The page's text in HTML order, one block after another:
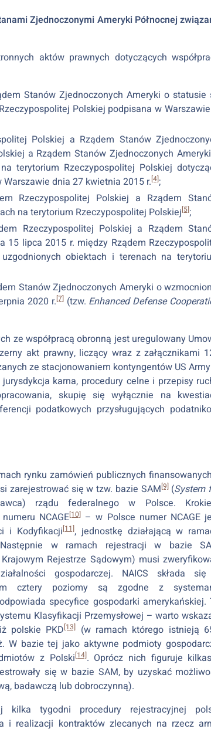
Zjednoczonymi Ameryki Północnej
aktów prawnych dotyczących
Stanów Zjednoczonych Ameryki o statusie
Polskiej podpisana w
Polskiej a Rządem Stanów
a Rządem Stanów Zjednoczonych
terytorium Rzeczypospolitej Polskiej
dnia 27 kwietnia 2015 r.[4];
Rzeczypospolitej Polskiej a Rządem
na terytorium Rzeczypospolitej Polskiej[5];
Rzeczypospolitej Polskiej a Rządem
lipca 2015 r. między Rządem
obiektach i terenach na
Stanów Zjednoczonych Ameryki o
2020 r.[7](tzw. Enhanced Defense
ze współpracą obronną jest uregulowany
akt prawny, liczący wraz z załącznikami
ze stacjonowaniem kontyngentów US
karna, procedury celne i przepisy
skupię się wyłącznie na
podatkowych przysługujących
rynku zamówień publicznych
zarejestrować się w tzw. bazie SAM[9](System
rządu federalnego w Polsce.
NCAGE[10]– w Polsce numer NCAGE
i Kodyfikacji[11], jednostkę działającą w
w ramach rejestracji w bazie
Rejestrze Sądowym) musi
gospodarczej. NAICS składa
cztery poziomy są zgodne z
specyfice gospodarki amerykańskiej.
Klasyfikacji Przemysłowej – warto
polskie PKD[13] (w ramach którego istnieją
W bazie tej jako aktywne podmioty
z Polski[14]. Oprócz nich figuruje
się w bazie SAM, by uzyskać
badawczą lub dobroczynną).
kilka tygodni procedury rejestracyjnej
i realizacji kontraktów zlecanych na rzecz